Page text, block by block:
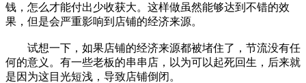
钱，怎么才能付出少收获大。这样做虽然能够达到不错的效
果，但是会严重影响到店铺的经济来源。
试想一下，如果店铺的经济来源都被堵住了，节流没有任
何的意义。有一些老板的串串店，以为可以起死回生，后来就
是因为这目光短浅，导致店铺倒闭。